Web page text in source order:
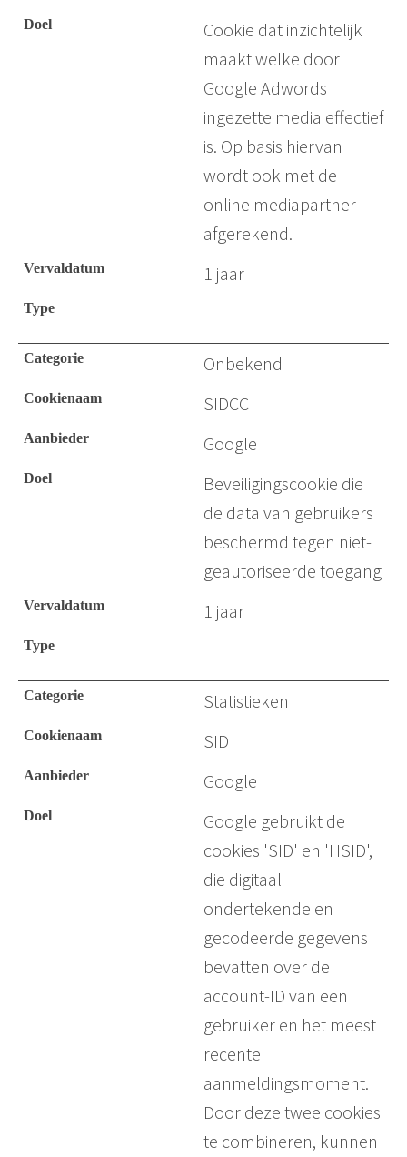
Cookie dat inzichtelijk
maakt welke door
Google Adwords
ingezette media effectief
is. Op basis hiervan
wordt ook met de
online mediapartner
afgerekend.
1 jaar
Onbekend
SIDCC
Google
Beveiligingscookie die
de data van gebruikers
beschermd tegen niet-
geautoriseerde toegang
1 jaar
Statistieken
SID
Google
Google gebruikt de
cookies 'SID' en 'HSID',
die digitaal
ondertekende en
gecodeerde gegevens
bevatten over de
account-ID van een
gebruiker en het meest
recente
aanmeldingsmoment.
Door deze twee cookies
te combineren, kunnen